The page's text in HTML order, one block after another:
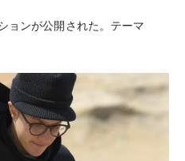
ョンが公開された。テーマ